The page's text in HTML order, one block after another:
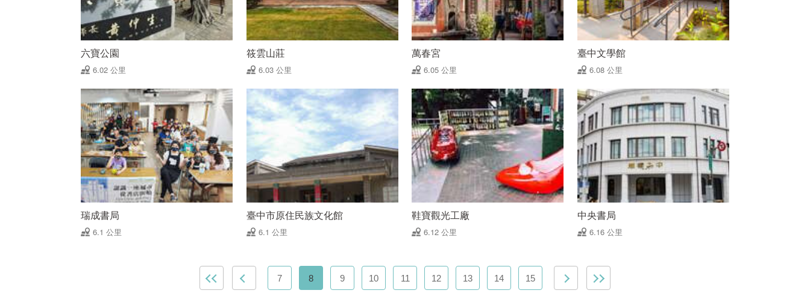
六寶公園
6.02 公里
筱雲山莊
6.03 公里
萬春宮
6.05 公里
臺中文學館
6.08 公里
瑞成書局
6.1 公里
臺中市原住民族文化館
6.1 公里
鞋寶觀光工廠
6.12 公里
中央書局
6.16 公里
7 8 9 10 11 12 13 14 15